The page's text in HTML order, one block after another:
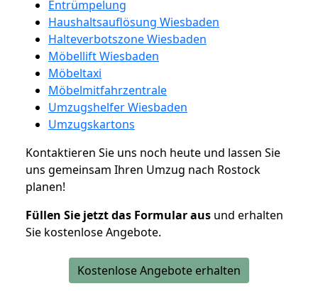
Entrümpelung
Haushaltsauflösung Wiesbaden
Halteverbotszone Wiesbaden
Möbellift Wiesbaden
Möbeltaxi
Möbelmitfahrzentrale
Umzugshelfer Wiesbaden
Umzugskartons
Kontaktieren Sie uns noch heute und lassen Sie
uns gemeinsam Ihren Umzug nach Rostock
planen!
Füllen Sie jetzt das Formular aus und erhalten
Sie kostenlose Angebote.
Kostenlose Angebote erhalten